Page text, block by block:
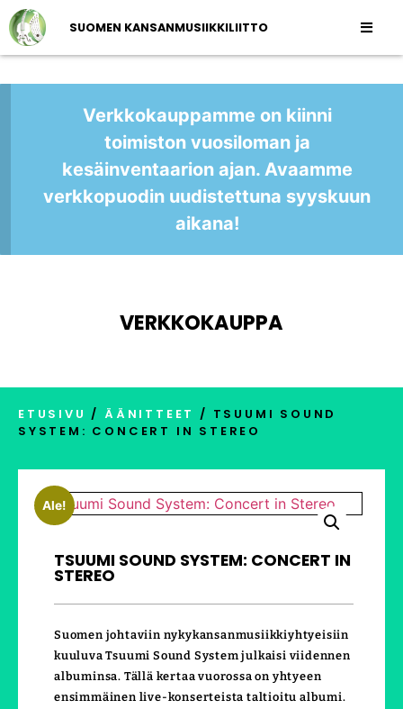
SUOMEN KANSANMUSIIKKILIITTO
Verkkokauppamme on kiinni
toimiston vuosiloman ja
kesäinventaarion ajan. Avaamme
verkkopuodin uudistettuna syyskuun
aikana!
VERKKOKAUPPA
ETUSIVU / ÄÄNITTEET / TSUUMI SOUND
SYSTEM: CONCERT IN STEREO
Ale!
TSUUMI SOUND SYSTEM: CONCERT IN
STEREO
Suomen johtaviin nykykansanmusiikkiyhtyeisiin
kuuluva Tsuumi Sound System julkaisi viidennen
albuminsa. Tällä kertaa vuorossa on yhtyeen
ensimmäinen live-konserteista taltioitu albumi.